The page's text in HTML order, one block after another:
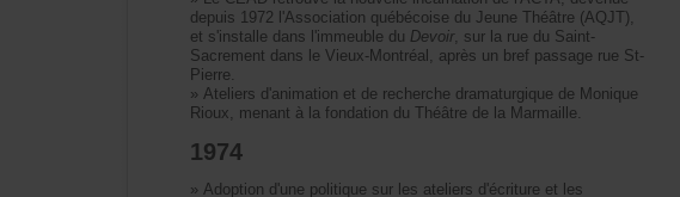
depuis1972l'AssociationquébécoiseduJeuneThéâtre(AQJT),
ets'installedansl'immeubledu Devoir,surlarueduSaint-
SacrementdansleVieux-Montréal,aprèsunbrefpassagerueSt-
Pierre.
» Ateliersd'animationetderecherchedramaturgiquedeMonique
Rioux,menantàlafondationduThéâtredelaMarmaille.
1974
» Adoptiond'unepolitiquesurlesateliersd'écritureetles